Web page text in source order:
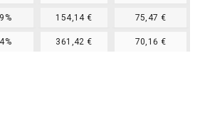
154,14 € 75,47 €
361,42 € 70,16 €